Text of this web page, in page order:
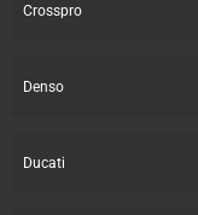
Crosspro
Denso
Ducati